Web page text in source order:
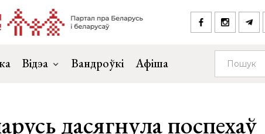
Відэа Вандроўкі Афіша
дасягнула поспехаў